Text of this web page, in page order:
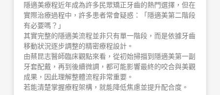
隱適美療程近年成為許多民眾矯正牙齒的熱門選擇，但在
實際治療過程中，許多患者常會疑惑：「隱適美第二階段
有必要嗎？」
其實完整的隱適美流程並非只有單一階段，而是依據牙齒
移動狀況逐步調整的精密療程設計。
由蔡昆志醫師臨床觀點來看，從初始掃描到隱適美第一副
牙套配戴，再到後續微調，都可能影響最終的咬合與美觀
成果，因此理解整體流程非常重要。
若能清楚掌握療程架構，就能降低焦慮並提升配合度。